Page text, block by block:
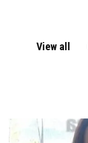
View all